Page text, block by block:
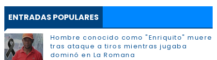
ENTRADAS POPULARES
Hombre conocido como "Enriquito" muere
tras ataque a tiros mientras jugaba
dominó en La Romana